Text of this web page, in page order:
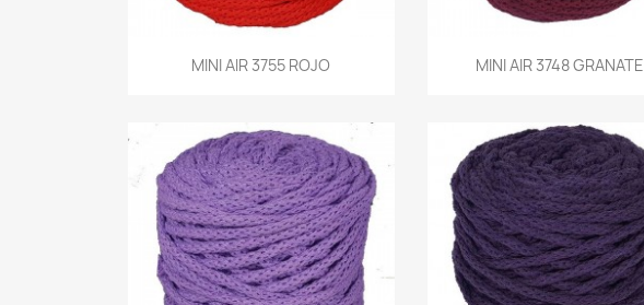
MINI AIR 3755 ROJO
Vista rápida MINI AIR 3748 GRANATE
Vista rápida